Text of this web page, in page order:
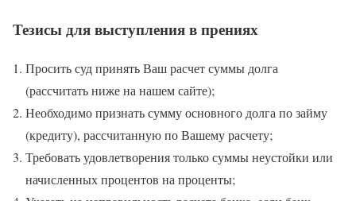
Тезисы для выступления в прениях
Просить суд принять Ваш расчет суммы долга
(рассчитать ниже на нашем сайте);
Необходимо признать сумму основного долга по займу
(кредиту), рассчитанную по Вашему расчету;
Требовать удовлетворения только суммы неустойки или
начисленных процентов на проценты;